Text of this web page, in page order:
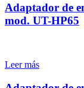
Adaptador de
mod. UT-HP65
Leer más